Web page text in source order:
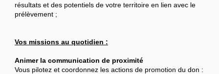
résultats et des potentiels de votre territoire en lien avec le
prélèvement ;
Vos missions au quotidien :
Animer la communication de proximité
Vous pilotez et coordonnez les actions de promotion du don :